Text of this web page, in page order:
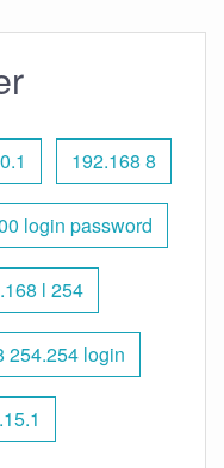
192.168 8
login password
l 254
254.254 login